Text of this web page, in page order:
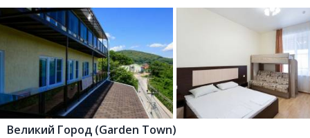
Великий Город (Garden Town)